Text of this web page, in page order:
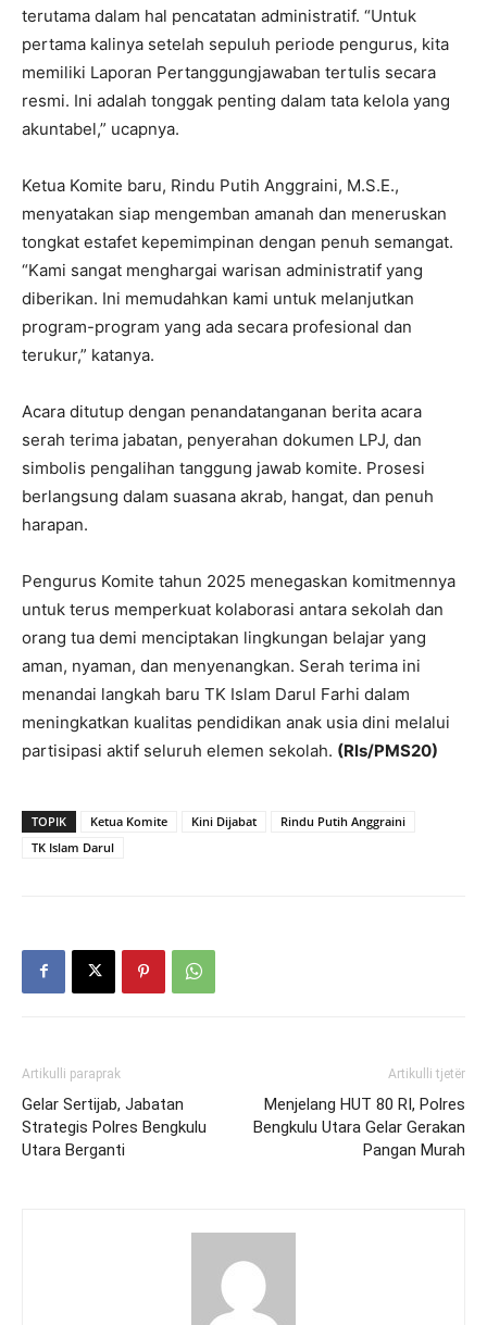
terutama dalam hal pencatatan administratif. “Untuk
pertama kalinya setelah sepuluh periode pengurus, kita
memiliki Laporan Pertanggungjawaban tertulis secara
resmi. Ini adalah tonggak penting dalam tata kelola yang
akuntabel,” ucapnya.
Ketua Komite baru, Rindu Putih Anggraini, M.S.E.,
menyatakan siap mengemban amanah dan meneruskan
tongkat estafet kepemimpinan dengan penuh semangat.
“Kami sangat menghargai warisan administratif yang
diberikan. Ini memudahkan kami untuk melanjutkan
program-program yang ada secara profesional dan
terukur,” katanya.
Acara ditutup dengan penandatanganan berita acara
serah terima jabatan, penyerahan dokumen LPJ, dan
simbolis pengalihan tanggung jawab komite. Prosesi
berlangsung dalam suasana akrab, hangat, dan penuh
harapan.
Pengurus Komite tahun 2025 menegaskan komitmennya
untuk terus memperkuat kolaborasi antara sekolah dan
orang tua demi menciptakan lingkungan belajar yang
aman, nyaman, dan menyenangkan. Serah terima ini
menandai langkah baru TK Islam Darul Farhi dalam
meningkatkan kualitas pendidikan anak usia dini melalui
partisipasi aktif seluruh elemen sekolah. (Rls/PMS20)
TOPIK Ketua Komite Kini Dijabat
Rindu Putih Anggraini
TK Islam Darul
Artikulli paraprak
Gelar Sertijab, Jabatan
Strategis Polres Bengkulu
Utara Berganti
Artikulli tjetër
Menjelang HUT 80 RI, Polres
Bengkulu Utara Gelar Gerakan
Pangan Murah